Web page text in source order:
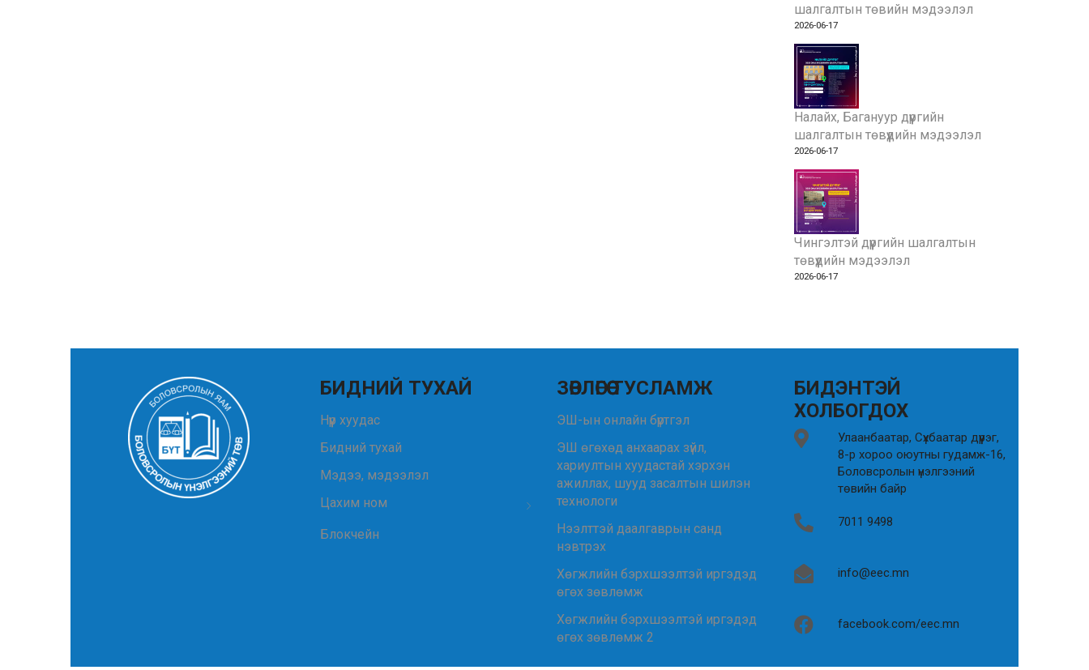
шалгалтын төвийн мэдээлэл
2026-06-17
Налайх, Багануур дүүргийн
шалгалтын төвүүдийн мэдээлэл
2026-06-17
Чингэлтэй дүүргийн шалгалтын
төвүүдийн мэдээлэл
2026-06-17
БИДНИЙ ТУХАЙ
Нүүр хуудас
Бидний тухай
Мэдээ, мэдээлэл
Цахим ном
Блокчейн
ЗӨВЛӨГӨӨ ТУСЛАМЖ
ЭШ-ын онлайн бүртгэл
ЭШ өгөхөд анхаарах зүйл,
хариултын хуудастай хэрхэн
ажиллах, шууд засалтын шилэн
технологи
Нээлттэй даалгаврын санд
нэвтрэх
Хөгжлийн бэрхшээлтэй иргэдэд
өгөх зөвлөмж
Хөгжлийн бэрхшээлтэй иргэдэд
өгөх зөвлөмж 2
БИДЭНТЭЙ
ХОЛБОГДОХ
Улаанбаатар, Сүхбаатар дүүрэг,
8-р хороо оюутны гудамж-16,
Боловсролын үнэлгээний
төвийн байр
7011 9498
info@eec.mn
facebook.com/eec.mn